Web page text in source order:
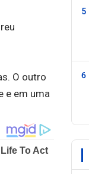
O outro
e em uma